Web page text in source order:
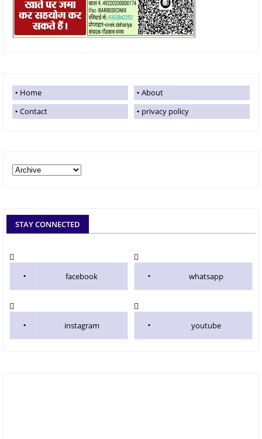
Home
About
Contact
privacy policy
STAY CONNECTED
facebook whatsapp
instagram youtube